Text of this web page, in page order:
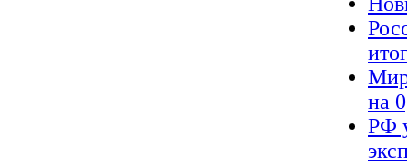
на
РФ